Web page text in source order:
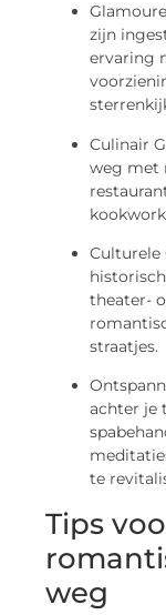
zijn
ervaring
Culinair
weg met
Culturele
theater-
straatjes.
achter je
te
Tips
weg